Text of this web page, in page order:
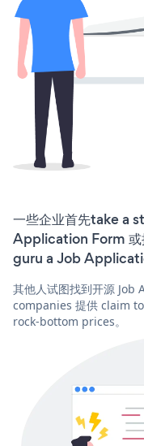
一些企业首先take a
Application Form 或
guru a Job
其他人试图找到开源
companies 提供 claim
rock-bottom prices。